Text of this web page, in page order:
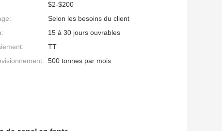
$2-$200
Selon les besoins du client
15 à 30 jours ouvrables
TT
500 tonnes par mois